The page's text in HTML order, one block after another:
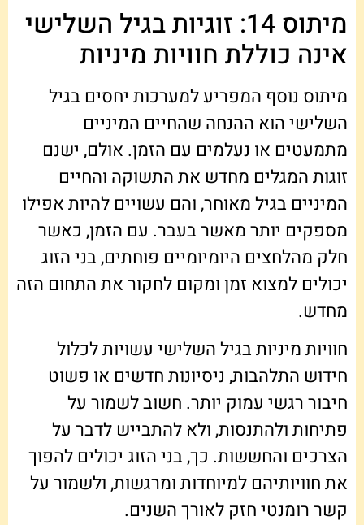
מיתוס 14: זוגיות בגיל השלישי
אינה כוללת חוויות מיניות
מיתוס נוסף המפריע למערכות יחסים בגיל
השלישי הוא ההנחה שהחיים המיניים
מתמעטים או נעלמים עם הזמן. אולם, ישנם
זוגות המגלים מחדש את התשוקה והחיים
המיניים בגיל מאוחר, והם עשויים להיות אפילו
מספקים יותר מאשר בעבר. עם הזמן, כאשר
חלק מהלחצים היומיומיים פוחתים, בני הזוג
יכולים למצוא זמן ומקום לחקור את התחום הזה
מחדש.
חוויות מיניות בגיל השלישי עשויות לכלול
חידוש התלהבות, ניסיונות חדשים או פשוט
חיבור רגשי עמוק יותר. חשוב לשמור על
פתיחות ולהתנסות, ולא להתבייש לדבר על
הצרכים והחששות. כך, בני הזוג יכולים להפוך
את חוויותיהם למיוחדות ומרגשות, ולשמור על
קשר רומנטי חזק לאורך השנים.